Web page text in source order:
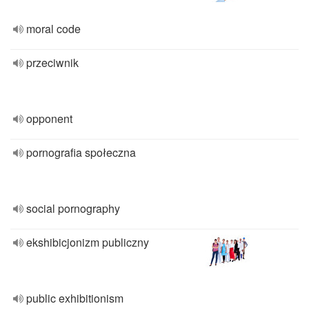
moral code
przeciwnik
opponent
pornografia społeczna
social pornography
ekshibicjonizm publiczny
public exhibitionism